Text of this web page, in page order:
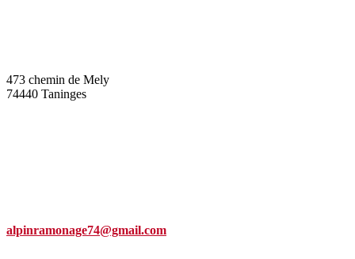
473 chemin de Mely
74440 Taninges
alpinramonage74@gmail.com